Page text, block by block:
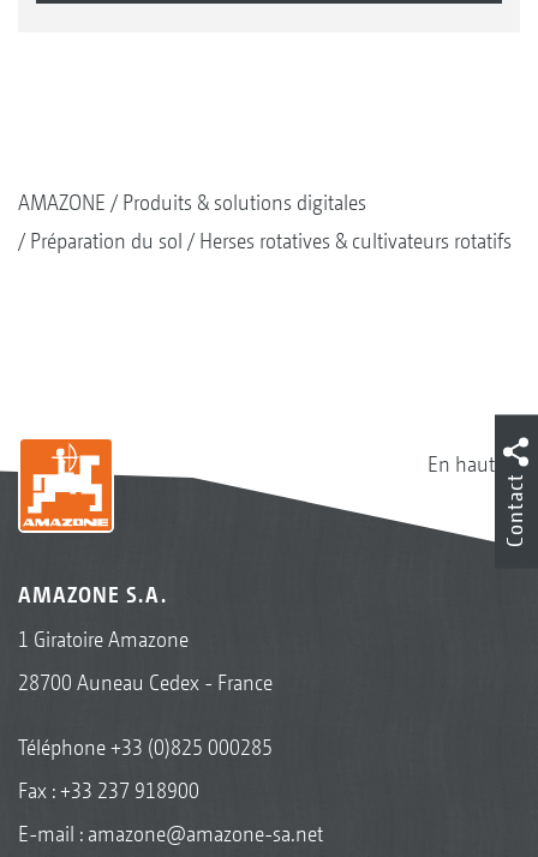
AMAZONE
Produits & solutions digitales
Préparation du sol
Herses rotatives & cultivateurs rotatifs
En haut
AMAZONE S.A.
1 Giratoire Amazone
28700 Auneau Cedex - France
Téléphone+33 (0)825 000285
Fax : +33 237 918900
E-mail : amazone@amazone-sa.net
Contact